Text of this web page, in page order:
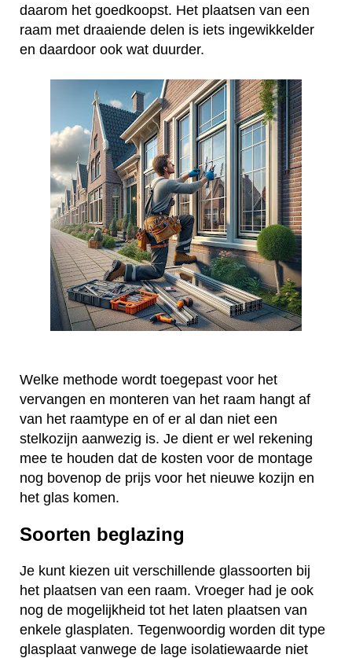
daarom het goedkoopst. Het plaatsen van een
raam met draaiende delen is iets ingewikkelder
en daardoor ook wat duurder.
Welke methode wordt toegepast voor het
vervangen en monteren van het raam hangt af
van het raamtype en of er al dan niet een
stelkozijn aanwezig is. Je dient er wel rekening
mee te houden dat de kosten voor de montage
nog bovenop de prijs voor het nieuwe kozijn en
het glas komen.
Soorten beglazing
Je kunt kiezen uit verschillende glassoorten bij
het plaatsen van een raam. Vroeger had je ook
nog de mogelijkheid tot het laten plaatsen van
enkele glasplaten. Tegenwoordig worden dit type
glasplaat vanwege de lage isolatiewaarde niet